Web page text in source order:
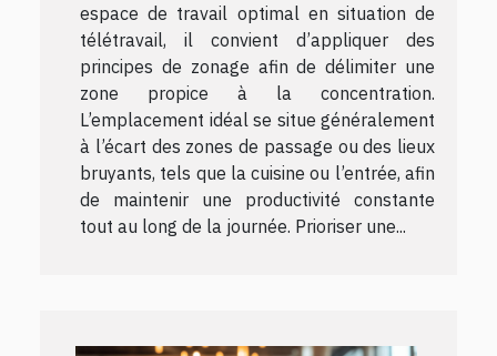
espace de travail optimal en situation de
télétravail, il convient d’appliquer des
principes de zonage afin de délimiter une
zone propice à la concentration.
L’emplacement idéal se situe généralement
à l’écart des zones de passage ou des lieux
bruyants, tels que la cuisine ou l’entrée, afin
de maintenir une productivité constante
tout au long de la journée. Prioriser une...